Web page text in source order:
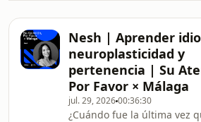
Nesh | Aprender
neuroplasticidad y
pertenencia | Su
Por Favor × Málaga
jul. 29, 202600:36:30
¿Cuándo fue la última vez